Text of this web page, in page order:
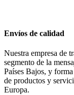
Envíos de calidad
Nuestra empresa de
segmento de la
Países Bajos, y
de productos y
Europa.